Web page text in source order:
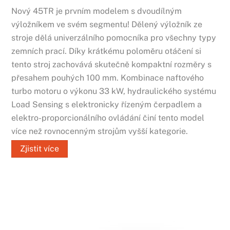
Nový 45TR je prvním modelem s dvoudílným
výložníkem ve svém segmentu! Dělený výložník ze
stroje dělá univerzálního pomocníka pro všechny typy
zemních prací. Díky krátkému poloměru otáčení si
tento stroj zachovává skutečně kompaktní rozměry s
přesahem pouhých 100 mm. Kombinace naftového
turbo motoru o výkonu 33 kW, hydraulického systému
Load Sensing s elektronicky řízeným čerpadlem a
elektro-proporcionálního ovládání činí tento model
více než rovnocenným strojům vyšší kategorie.
Zjistit více